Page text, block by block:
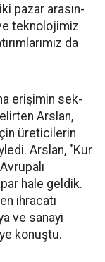
pazar arasın­
teknolojimiz
da
erişimin sek­
Arslan,
üreticilerin
Arslan, "Kur
ha­le geldik.
ihracatı
ve sanayi
konuştu.